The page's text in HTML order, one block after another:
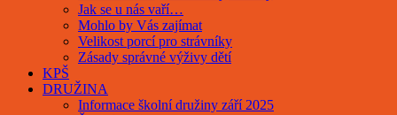
Jak se u nás vaří…
Mohlo by Vás zajímat
Velikost porcí pro strávníky
Zásady správné výživy dětí
KPŠ
DRUŽINA
Informace školní družiny září 2025